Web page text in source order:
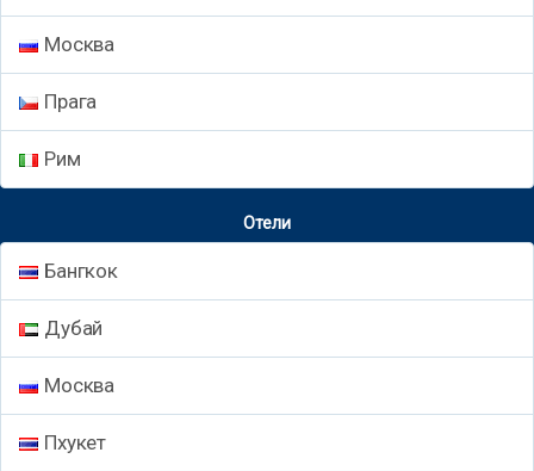
Москва
Прага
Рим
Отели
Бангкок
Дубай
Москва
Пхукет